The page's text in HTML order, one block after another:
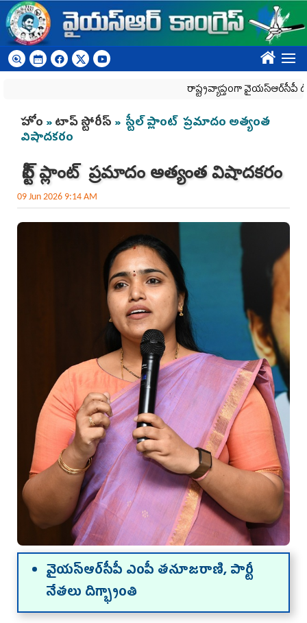
Skip to main content
????
రాష్ట్రవ్యాప్తంగా వైయ‌స్ఆర్‌సీపీ డీఎస్సీ
You are here
హోం »టాప్ స్టోరీస్ » స్టీల్‌ ప్లాంట్‌ ప్రమాదం అత్యంత
విషాదకరం
స్టీల్‌ ప్లాంట్‌ ప్రమాదం అత్యంత విషాదకరం
09 Jun 2026 9:14 AM
వైయ‌స్ఆర్‌సీపీ ఎంపీ త‌నూజ‌రాణి, పార్టీ
నేత‌లు దిగ్భ్రాంతి